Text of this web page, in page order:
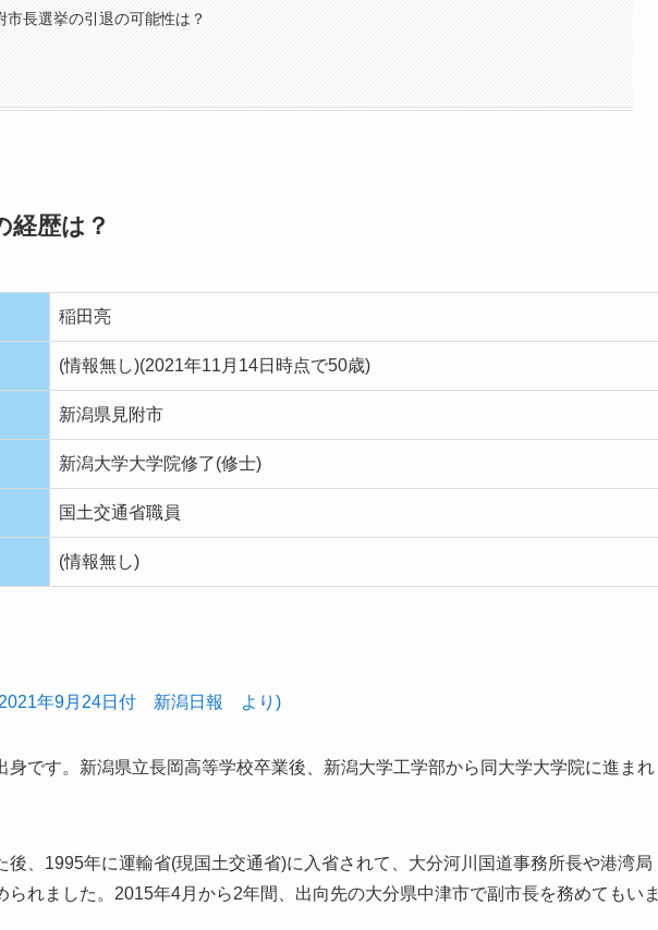
市長選挙の引退の可能性は？
経歴は？
稲田亮
(情報無し)(2021年11月14日時点で50歳)
新潟県見附市
新潟大学大学院修了(修士)
国土交通省職員
(情報無し)
年9月24日付 新潟日報 より)
身です。新潟県立長岡高等学校卒業後、新潟大学工学部から同大学大学院に進まれ
後、1995年に運輸省(現国土交通省)に入省されて、大分河川国道事務所長や港湾局
られました。2015年4月から2年間、出向先の大分県中津市で副市長を務めてもいま